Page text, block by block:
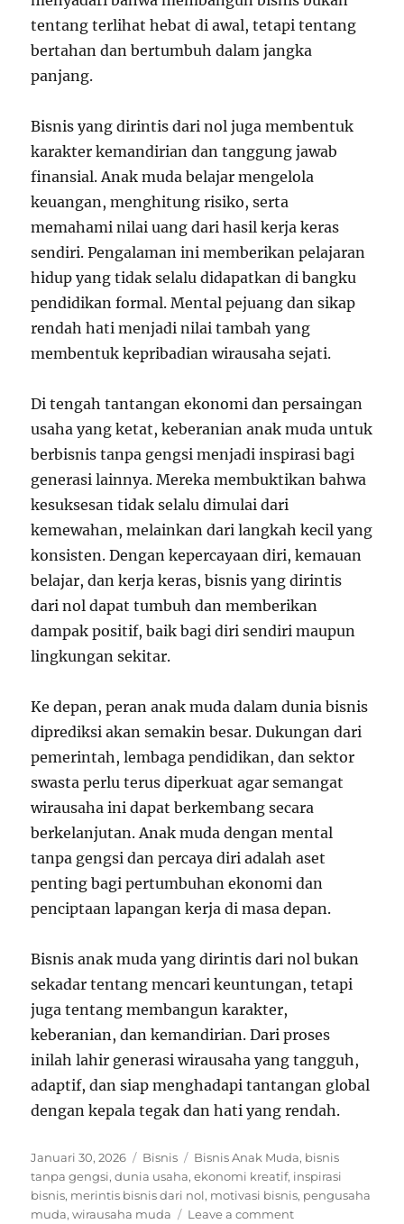
tentang terlihat hebat di awal, tetapi tentang
bertahan dan bertumbuh dalam jangka
panjang.
Bisnis yang dirintis dari nol juga membentuk
karakter kemandirian dan tanggung jawab
finansial. Anak muda belajar mengelola
keuangan, menghitung risiko, serta
memahami nilai uang dari hasil kerja keras
sendiri. Pengalaman ini memberikan pelajaran
hidup yang tidak selalu didapatkan di bangku
pendidikan formal. Mental pejuang dan sikap
rendah hati menjadi nilai tambah yang
membentuk kepribadian wirausaha sejati.
Di tengah tantangan ekonomi dan persaingan
usaha yang ketat, keberanian anak muda untuk
berbisnis tanpa gengsi menjadi inspirasi bagi
generasi lainnya. Mereka membuktikan bahwa
kesuksesan tidak selalu dimulai dari
kemewahan, melainkan dari langkah kecil yang
konsisten. Dengan kepercayaan diri, kemauan
belajar, dan kerja keras, bisnis yang dirintis
dari nol dapat tumbuh dan memberikan
dampak positif, baik bagi diri sendiri maupun
lingkungan sekitar.
Ke depan, peran anak muda dalam dunia bisnis
diprediksi akan semakin besar. Dukungan dari
pemerintah, lembaga pendidikan, dan sektor
swasta perlu terus diperkuat agar semangat
wirausaha ini dapat berkembang secara
berkelanjutan. Anak muda dengan mental
tanpa gengsi dan percaya diri adalah aset
penting bagi pertumbuhan ekonomi dan
penciptaan lapangan kerja di masa depan.
Bisnis anak muda yang dirintis dari nol bukan
sekadar tentang mencari keuntungan, tetapi
juga tentang membangun karakter,
keberanian, dan kemandirian. Dari proses
inilah lahir generasi wirausaha yang tangguh,
adaptif, dan siap menghadapi tantangan global
dengan kepala tegak dan hati yang rendah.
Posted
on
Januari 30, 2026 Categories
Bisnis Tags
Bisnis Anak Muda, bisnis
tanpa gengsi,dunia usaha,ekonomi kreatif, inspirasi
bisnis, merintis bisnis dari nol, motivasi bisnis, pengusaha
muda,wirausaha muda Leave a commenton